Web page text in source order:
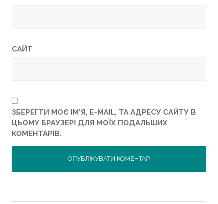
САЙТ
ЗБЕРЕГТИ МОЄ ІМ'Я, E-MAIL, ТА АДРЕСУ САЙТУ В
ЦЬОМУ БРАУЗЕРІ ДЛЯ МОЇХ ПОДАЛЬШИХ
КОМЕНТАРІВ.